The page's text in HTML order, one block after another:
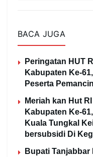
BACA JUGA
Peringatan HUT
Kabupaten Ke-
Peserta
Meriah kan Hut
Kabupaten Ke-
Kuala Tungkal
bersubsidi Di
Bupati